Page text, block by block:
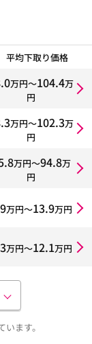
平均下取り価格
万円〜104.4万
円
万円〜102.3万
円
万円〜94.8万
円
万円〜13.9万円
万円〜12.1万円
ます。